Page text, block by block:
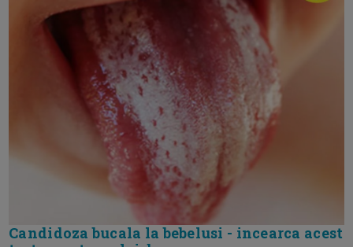
Candidoza bucala la bebelusi - incearca acest